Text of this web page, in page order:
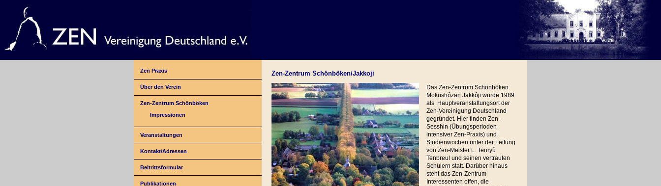
Zen Praxis
Über den Verein
Zen-Zentrum Schönböken
Impressionen
Veranstaltungen
Kontakt/Adressen
Beitrittsformular
Publikationen
Zen-Zentrum Schönböken/Jakkoji
Das Zen-Zentrum Schönböken
Mokushôzan Jakkôji wurde 1989
als Hauptveranstaltungsort der
Zen-Vereinigung Deutschland
gegründet. Hier finden Zen-
Sesshin (Übungsperioden
intensiver Zen-Praxis) und
Studienwochen unter der Leitung
von Zen-Meister L. Tenryû
Tenbreul und seinen vertrauten
Schülern statt. Darüber hinaus
steht das Zen-Zentrum
Interessenten offen, die